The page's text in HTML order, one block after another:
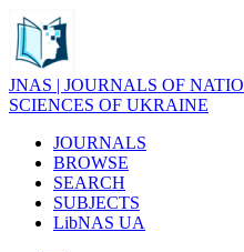
JNAS | JOURNALS OF
SCIENCES OF UKRAINE
JOURNALS
BROWSE
SEARCH
SUBJECTS
LibNAS UA